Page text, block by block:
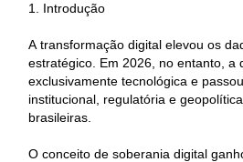
1. Introdução
A transformação digital elevou os
estratégico. Em 2026, no entanto, a
exclusivamente tecnológica e
institucional, regulatória e
brasileiras.
O conceito de soberania digital